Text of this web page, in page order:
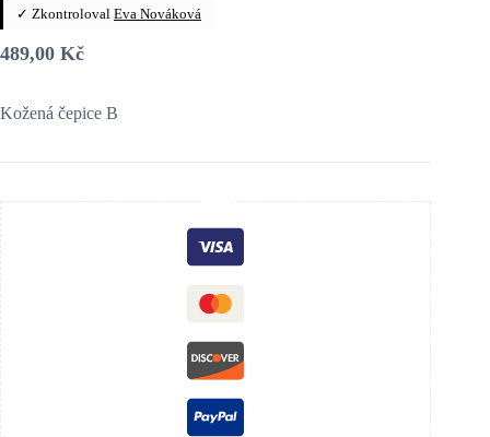
✓ Zkontroloval Eva Nováková
489,00 Kč
Kožená čepice B